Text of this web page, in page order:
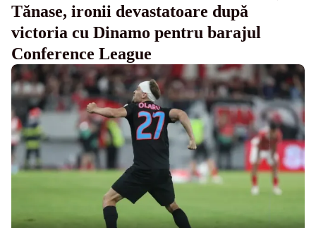
Tănase, ironii devastatoare după
victoria cu Dinamo pentru barajul
Conference League